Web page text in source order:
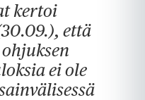
että
ei ole